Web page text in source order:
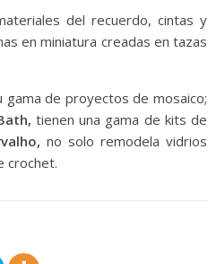
del recuerdo, cintas y
en miniatura creadas en tazas
de proyectos de mosaico;
tienen una gama de kits de
no solo remodela vidrios
crochet.